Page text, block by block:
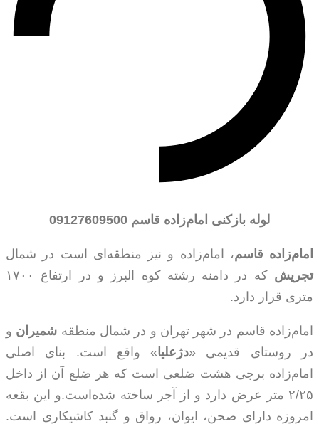
لوله بازکنی امام‌زاده قاسم 09127609500
امام‌زاده قاسم، امام‌زاده و نیز منطقه‌ای است در شمال
تجریش
که در دامنه رشته کوه البرز و در ارتفاع ۱۷۰۰
متری قرار دارد.
امام‌زاده قاسم در شهر تهران و در شمال منطقه شمیران و
در روستای قدیمی «دژعلیا» واقع است. بنای اصلی
امام‌زاده برجی هشت ضلعی است که هر ضلع آن از داخل
۲/۲۵ متر عرض دارد و از آجر ساخته شده‌است.و این بقعه
امروزه دارای صحن، ایوان، رواق و گنبد کاشیکاری است.